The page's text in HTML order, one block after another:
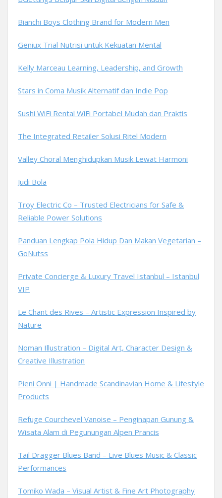
Bianchi Boys Clothing Brand for Modern Men
Geniux Trial Nutrisi untuk Kekuatan Mental
Kelly Marceau Learning, Leadership, and Growth
Stars in Coma Musik Alternatif dan Indie Pop
Sushi WiFi Rental WiFi Portabel Mudah dan Praktis
The Integrated Retailer Solusi Ritel Modern
Valley Choral Menghidupkan Musik Lewat Harmoni
Judi Bola
Troy Electric Co – Trusted Electricians for Safe &
Reliable Power Solutions
Panduan Lengkap Pola Hidup Dan Makan Vegetarian –
GoNutss
Private Concierge & Luxury Travel Istanbul – Istanbul
VIP
Le Chant des Rives – Artistic Expression Inspired by
Nature
Noman Illustration – Digital Art, Character Design &
Creative Illustration
Pieni Onni | Handmade Scandinavian Home & Lifestyle
Products
Refuge Courchevel Vanoise – Penginapan Gunung &
Wisata Alam di Pegunungan Alpen Prancis
Tail Dragger Blues Band – Live Blues Music & Classic
Performances
Tomiko Wada – Visual Artist & Fine Art Photography